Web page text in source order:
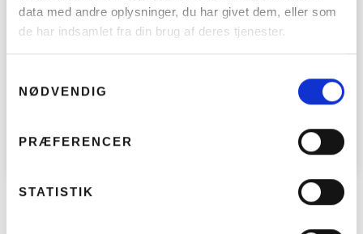
data med andre oplysninger, du har givet dem, eller som
de har indsamlet fra din brug af deres tjenester.
NØDVENDIG
PRÆFERENCER
STATISTIK